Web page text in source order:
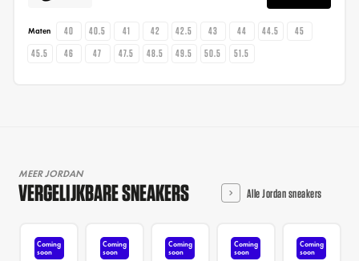
Maten 40 40.5 41 42 42.5 43 44 44.5
45
45.5
46 47 47.5 48.5 49.5 50.5 51.5
MEER JORDAN
VERGELIJKBARE SNEAKERS Alle Jordan sneakers
Coming
soon
Coming
soon
Coming
soon
Coming
soon
Coming
soon